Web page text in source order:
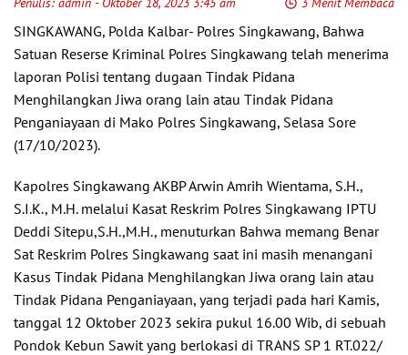
SINGKAWANG, Polda Kalbar- Polres Singkawang, Bahwa
Satuan Reserse Kriminal Polres Singkawang telah menerima
laporan Polisi tentang dugaan Tindak Pidana
Menghilangkan Jiwa orang lain atau Tindak Pidana
Penganiayaan di Mako Polres Singkawang, Selasa Sore
(17/10/2023).
Kapolres Singkawang AKBP Arwin Amrih Wientama, S.H.,
S.I.K., M.H. melalui Kasat Reskrim Polres Singkawang IPTU
Deddi Sitepu,S.H.,M.H., menuturkan Bahwa memang Benar
Sat Reskrim Polres Singkawang saat ini masih menangani
Kasus Tindak Pidana Menghilangkan Jiwa orang lain atau
Tindak Pidana Penganiayaan, yang terjadi pada hari Kamis,
tanggal 12 Oktober 2023 sekira pukul 16.00 Wib, di sebuah
Pondok Kebun Sawit yang berlokasi di TRANS SP 1 RT.022/